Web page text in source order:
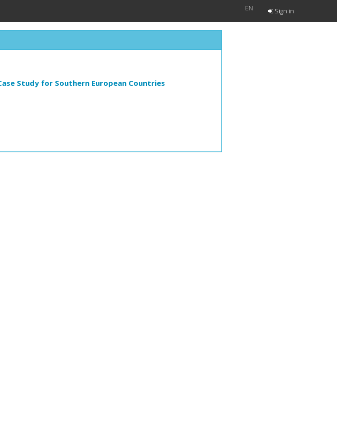
EN Sign in
Study for Southern European Countries